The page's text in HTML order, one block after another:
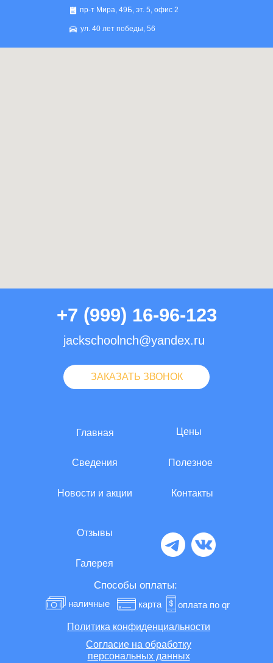
пр-т Мира, 49Б, эт. 5, офис 2
ул. 40 лет победы, 56
Главная
Полезное
Контакты
Сведения
Новости и акции
Отзывы
ЗАКАЗАТЬ ЗВОНОК
+7 (999) 16-96-123
Согласие на обработку
персональных данных
Политика конфиденциальности
jackschoolnch@yandex.ru
Галерея
Цены
Способы оплаты:
наличные карта оплата по qr